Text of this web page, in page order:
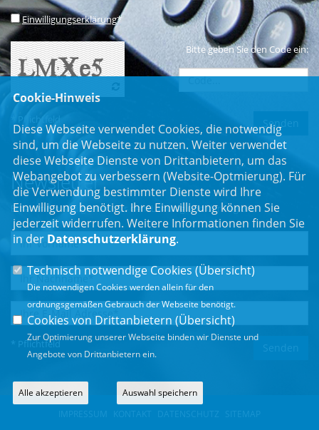
Einwilligungserklärung*
Bitte geben Sie den Code ein:
* Pflichtfeld
Newsletter
Erhalten Sie Neuigkeiten aus dem Landtag und der Region.
* Pflichtfeld
IMPRESSUM KONTAKT DATENSCHUTZ SITEMAP
Cookie-Hinweis
Diese Webseite verwendet Cookies, die notwendig
sind, um die Webseite zu nutzen. Weiter verwendet
diese Webseite Dienste von Drittanbietern, um das
Webangebot zu verbessern (Website-Optmierung). Für
die Verwendung bestimmter Dienste wird Ihre
Einwilligung benötigt. Ihre Einwilligung können Sie
jederzeit widerrufen. Weitere Informationen finden Sie
in der Datenschutzerklärung.
Technisch notwendige Cookies (Übersicht)
Die notwendigen Cookies werden allein für den
ordnungsgemäßen Gebrauch der Webseite benötigt.
Cookies von Drittanbietern (Übersicht)
Zur Optimierung unserer Webseite binden wir Dienste und
Angebote von Drittanbietern ein.
Alle akzeptieren Auswahl speichern